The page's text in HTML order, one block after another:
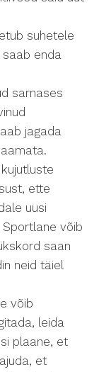
suhetele
enda
sarnases
jagada
ette
uusi
võib
saan
neid täiel
võib
leida
plaane, et
et